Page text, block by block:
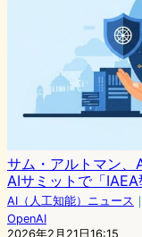
サム・アルトマン
AIサミットで「
AI（人工知能）ニュース ｜
OpenAI
2026年2月21日16:15